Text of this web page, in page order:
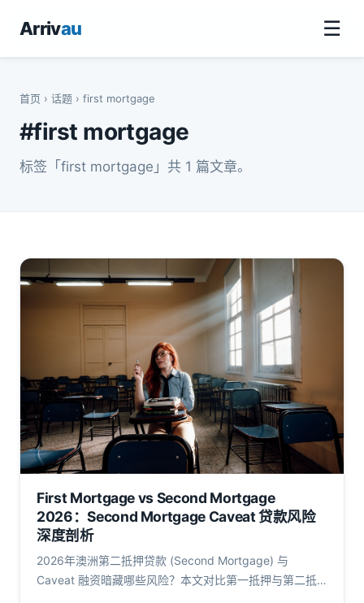
Arrivau ☰
首页 › 话题 › first mortgage
#first mortgage
标签「first mortgage」共 1 篇文章。
First Mortgage vs Second Mortgage
2026：Second Mortgage Caveat 贷款风险
深度剖析
2026年澳洲第二抵押贷款 (Second Mortgage) 与
Caveat 融资暗藏哪些风险？本文对比第一抵押与第二抵